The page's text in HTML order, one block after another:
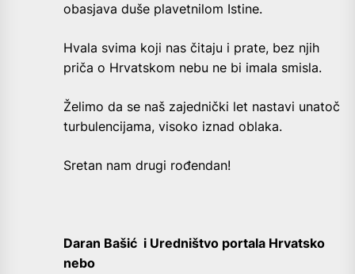
obasjava duše plavetnilom Istine.
Hvala svima koji nas čitaju i prate, bez njih
priča o Hrvatskom nebu ne bi imala smisla.
Želimo da se naš zajednički let nastavi unatoč
turbulencijama, visoko iznad oblaka.
Sretan nam drugi rođendan!
Daran Bašić i Uredništvo portala Hrvatsko
nebo